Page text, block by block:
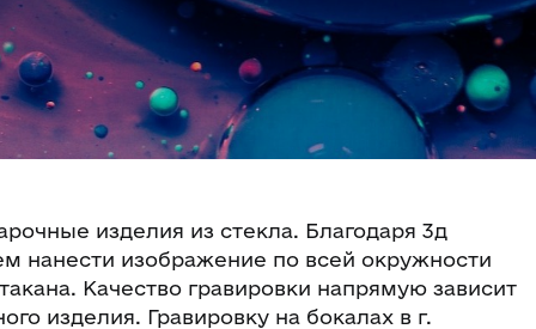
изделия из стекла. Благодаря 3д
нанести изображение по всей окружности
Качество гравировки напрямую зависит
изделия. Гравировку на бокалах в г.